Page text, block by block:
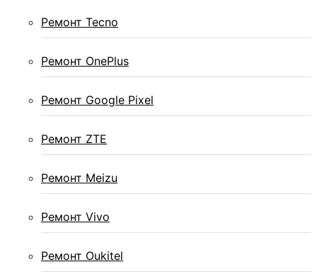
Ремонт Tecno
Ремонт OnePlus
Ремонт Google Pixel
Ремонт ZTE
Ремонт Meizu
Ремонт Vivo
Ремонт Oukitel